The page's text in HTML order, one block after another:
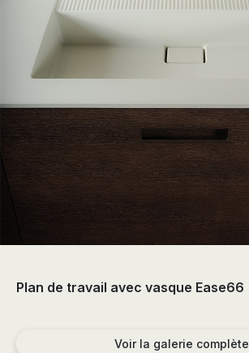
the
of
and
the
decoration.
Plan de travail avec vasque Ease66
Voir la galerie complète